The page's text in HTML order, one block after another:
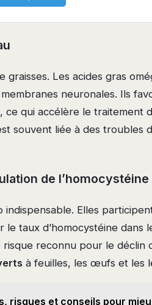
Les acides gras
neuronales. Ils
qui accélère le traitement
souvent liée à des troubles
de l’homocystéine
Elles
taux d’homocystéine dans
reconnu pour le déclin
à feuilles, les œufs et les
risques et conseils pour